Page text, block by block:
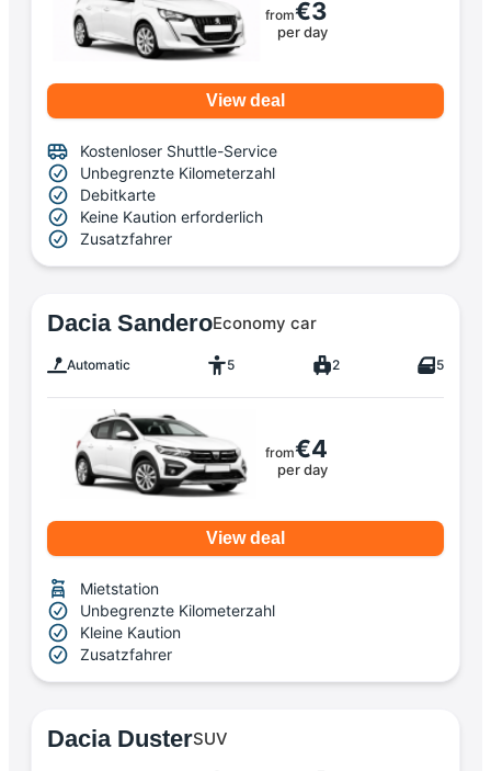
from€3
per day
View deal
Kostenloser Shuttle-Service
Unbegrenzte Kilometerzahl
Debitkarte
Keine Kaution erforderlich
Zusatzfahrer
Dacia SanderoEconomy car
Automatic 5 2 5
from€4
per day
View deal
Mietstation
Unbegrenzte Kilometerzahl
Kleine Kaution
Zusatzfahrer
Dacia DusterSUV